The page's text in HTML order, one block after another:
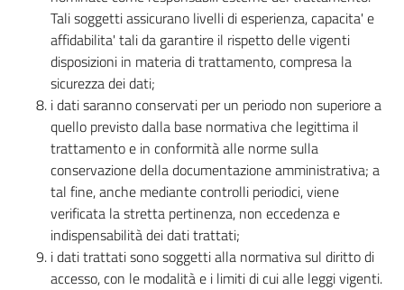
Tali soggetti assicurano livelli di esperienza, capacita' e
affidabilita' tali da garantire il rispetto delle vigenti
disposizioni in materia di trattamento, compresa la
sicurezza dei dati;
i dati saranno conservati per un periodo non superiore a
quello previsto dalla base normativa che legittima il
trattamento e in conformità alle norme sulla
conservazione della documentazione amministrativa; a
tal fine, anche mediante controlli periodici, viene
verificata la stretta pertinenza, non eccedenza e
indispensabilità dei dati trattati;
i dati trattati sono soggetti alla normativa sul diritto di
accesso, con le modalità e i limiti di cui alle leggi vigenti.